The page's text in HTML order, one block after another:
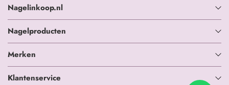
Nagelinkoop.nl
Nagelproducten
Merken
Klantenservice